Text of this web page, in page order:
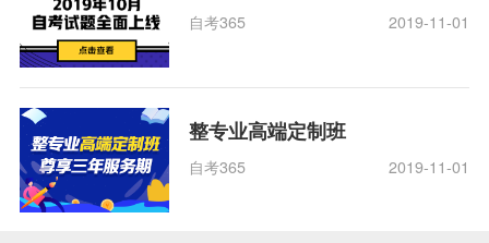
自考365 2019-11-01
整专业高端定制班
自考365 2019-11-01